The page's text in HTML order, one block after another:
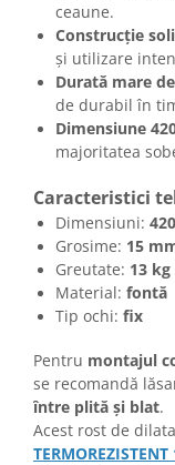
ceaune.
Construcție
și utilizare
Durată mare
de durabil în
Dimensiune
majoritatea
Caracteristici
Dimensiuni:
Grosime: 15
Greutate: 13 kg
Material: fontă
Tip ochi: fix
Pentru montajul
se recomandă
între plită și blat.
Acest rost de
TERMOREZISTENT